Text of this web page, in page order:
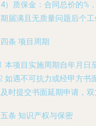
）质保金：合同总价的%
届满且无质量问题后个工
条 项目周期
本项目实施周期自年 月 日
如遇不可抗力或经甲方书
时提交书面延期申请，双
条 知识产权与保密